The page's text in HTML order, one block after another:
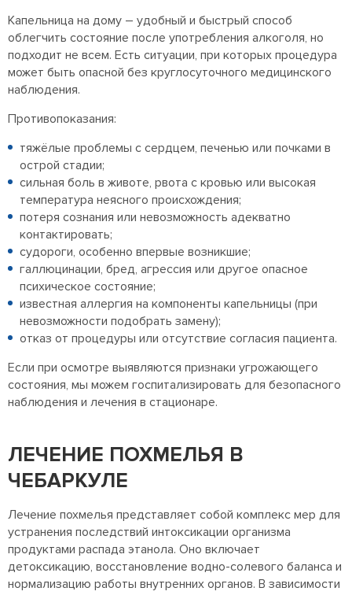
Капельница на дому – удобный и быстрый способ
облегчить состояние после употребления алкоголя, но
подходит не всем. Есть ситуации, при которых процедура
может быть опасной без круглосуточного медицинского
наблюдения.
Противопоказания:
тяжёлые проблемы с сердцем, печенью или почками в
острой стадии;
сильная боль в животе, рвота с кровью или высокая
температура неясного происхождения;
потеря сознания или невозможность адекватно
контактировать;
судороги, особенно впервые возникшие;
галлюцинации, бред, агрессия или другое опасное
психическое состояние;
известная аллергия на компоненты капельницы (при
невозможности подобрать замену);
отказ от процедуры или отсутствие согласия пациента.
Если при осмотре выявляются признаки угрожающего
состояния, мы можем госпитализировать для безопасного
наблюдения и лечения в стационаре.
ЛЕЧЕНИЕ ПОХМЕЛЬЯ В
ЧЕБАРКУЛЕ
Лечение похмелья представляет собой комплекс мер для
устранения последствий интоксикации организма
продуктами распада этанола. Оно включает
детоксикацию, восстановление водно-солевого баланса и
нормализацию работы внутренних органов. В зависимости